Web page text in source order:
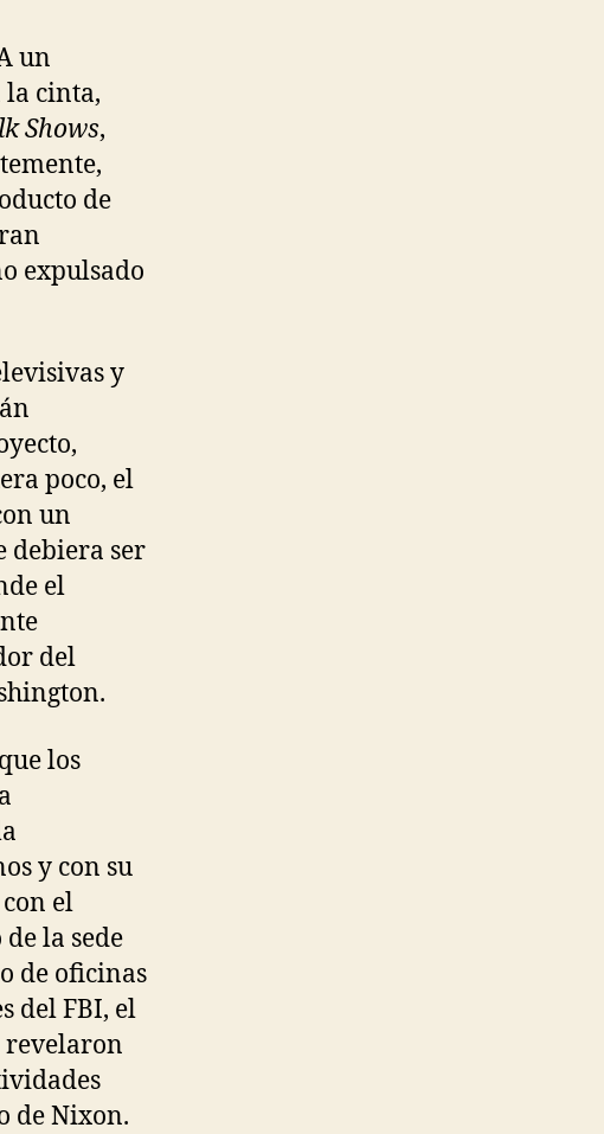
un
la cinta,
Shows,
de
expulsado
y
poco, el
un
debiera ser
el
del
los
y con su
el
la sede
de oficinas
del FBI, el
revelaron
de Nixon.